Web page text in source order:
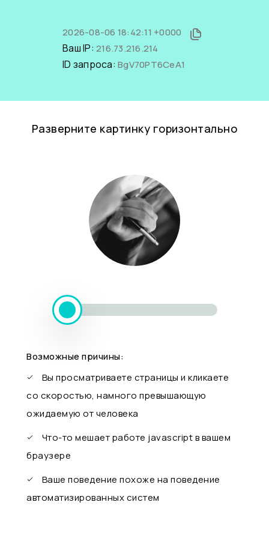
2026-08-06 18:42:11 +0000
Ваш IP: 216.73.216.214
ID запроса: BgV70PT6CeA1
Разверните картинку горизонтально
Возможные причины:
Вы просматриваете страницы и кликаете
со скоростью, намного превышающую
ожидаемую от человека
Что-то мешает работе javascript в вашем
браузере
Ваше поведение похоже на поведение
автоматизированных систем